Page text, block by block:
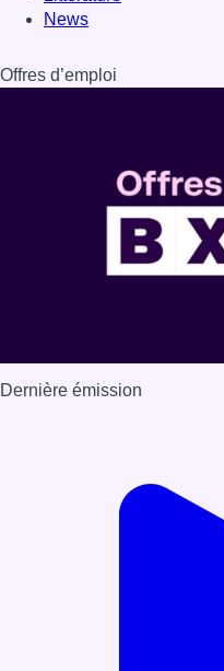
News
Offres d’emploi
Dernière émission